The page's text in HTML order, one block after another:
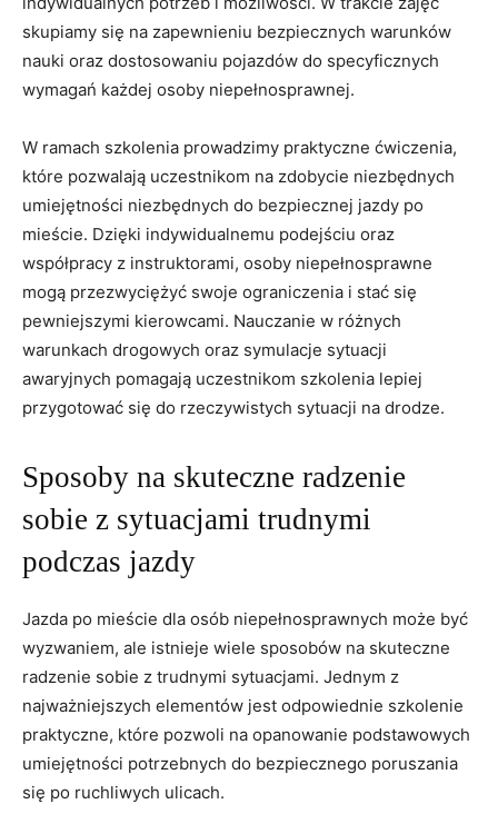
skupiamy się ⁤na zapewnieniu bezpiecznych warunków‍
nauki ‍oraz‌ dostosowaniu‌ pojazdów do⁣ specyficznych​
wymagań każdej‌ osoby niepełnosprawnej.
W ramach szkolenia prowadzimy praktyczne ‌ćwiczenia,​
które pozwalają ⁤uczestnikom ⁢na zdobycie niezbędnych​
umiejętności‌ niezbędnych ⁣do bezpiecznej‌ jazdy ⁤po
mieście. Dzięki indywidualnemu podejściu oraz
współpracy z instruktorami, osoby niepełnosprawne⁣
mogą ⁤przezwyciężyć swoje ograniczenia i stać ‌się
pewniejszymi kierowcami. Nauczanie w ⁢różnych
warunkach drogowych oraz symulacje sytuacji
awaryjnych pomagają uczestnikom szkolenia lepiej
przygotować się do rzeczywistych sytuacji na drodze.
Sposoby ⁣na skuteczne radzenie
sobie ⁣z sytuacjami trudnymi
podczas jazdy
Jazda po mieście dla osób niepełnosprawnych może być
⁢wyzwaniem, ale ‍istnieje wiele sposobów na skuteczne
radzenie sobie ⁢z trudnymi⁢ sytuacjami. ⁢Jednym z
najważniejszych elementów ⁢jest odpowiednie szkolenie
praktyczne, które pozwoli‍ na opanowanie ‍podstawowych
umiejętności potrzebnych do‌ bezpiecznego poruszania
się po ruchliwych ulicach.